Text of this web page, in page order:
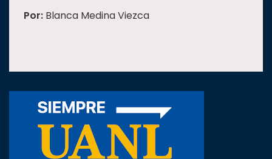
Por: Blanca Medina Viezca